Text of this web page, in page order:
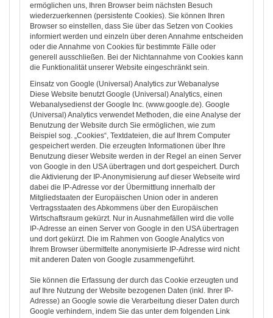
ermöglichen uns, Ihren Browser beim nächsten Besuch
wiederzuerkennen (persistente Cookies). Sie können Ihren
Browser so einstellen, dass Sie über das Setzen von Cookies
informiert werden und einzeln über deren Annahme entscheiden
oder die Annahme von Cookies für bestimmte Fälle oder
generell ausschließen. Bei der Nichtannahme von Cookies kann
die Funktionalität unserer Website eingeschränkt sein.
Einsatz von Google (Universal) Analytics zur Webanalyse
Diese Website benutzt Google (Universal) Analytics, einen
Webanalysedienst der Google Inc. (www.google.de). Google
(Universal) Analytics verwendet Methoden, die eine Analyse der
Benutzung der Website durch Sie ermöglichen, wie zum
Beispiel sog. „Cookies“, Textdateien, die auf Ihrem Computer
gespeichert werden. Die erzeugten Informationen über Ihre
Benutzung dieser Website werden in der Regel an einen Server
von Google in den USA übertragen und dort gespeichert. Durch
die Aktivierung der IP-Anonymisierung auf dieser Webseite wird
dabei die IP-Adresse vor der Übermittlung innerhalb der
Mitgliedstaaten der Europäischen Union oder in anderen
Vertragsstaaten des Abkommens über den Europäischen
Wirtschaftsraum gekürzt. Nur in Ausnahmefällen wird die volle
IP-Adresse an einen Server von Google in den USA übertragen
und dort gekürzt. Die im Rahmen von Google Analytics von
Ihrem Browser übermittelte anonymisierte IP-Adresse wird nicht
mit anderen Daten von Google zusammengeführt.
Sie können die Erfassung der durch das Cookie erzeugten und
auf Ihre Nutzung der Website bezogenen Daten (inkl. Ihrer IP-
Adresse) an Google sowie die Verarbeitung dieser Daten durch
Google verhindern, indem Sie das unter dem folgenden Link